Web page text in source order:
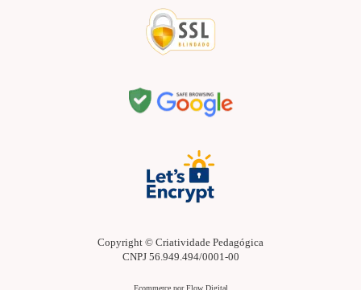
Copyright © Criatividade Pedagógica
CNPJ 56.949.494/0001-00
Ecommerce por Flow Digital